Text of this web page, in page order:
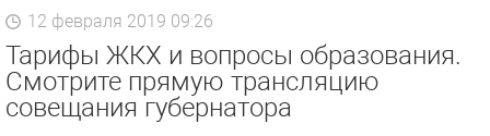
12 февраля 2019 09:26
Тарифы ЖКХ и вопросы образования.
Смотрите прямую трансляцию
совещания губернатора